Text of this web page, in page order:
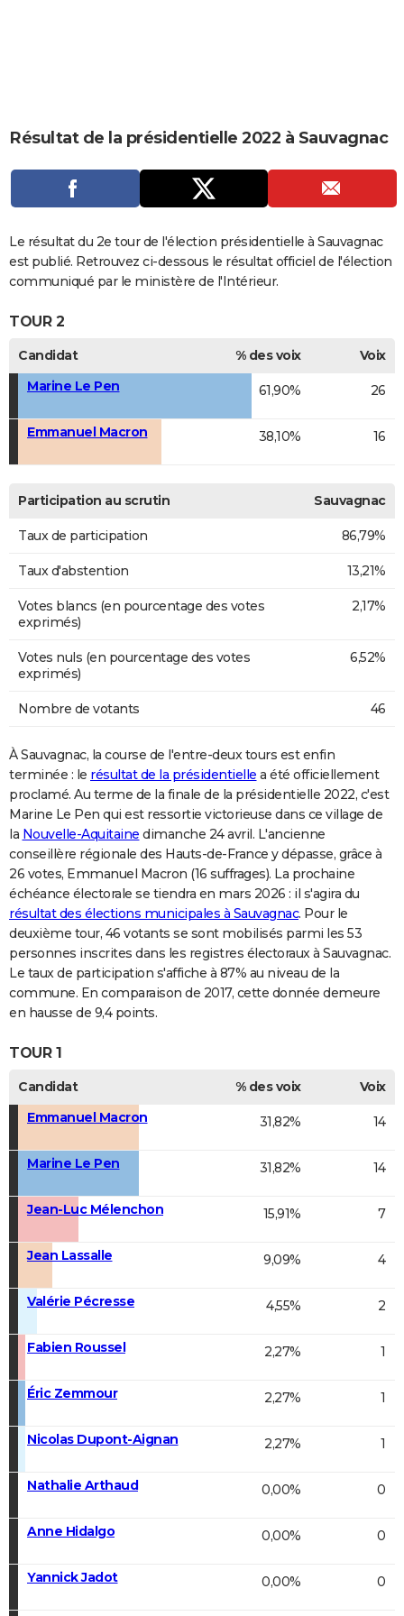
CARTE DE VOEUX
DICTIONNAIRE
Dictionnaire
Biographies
Expressions
Proverbes
PROGRAMME TV
COPAINS D'AVANT
S'inscrire
Se connecter
Lycées
Collèges
Primaires
Universités
Entreprises
Service militaire
Avis de recherche
AVIS DE DÉCÈS
FORUM
Bricolage
Culture
Television
Voyage
Résultat de la présidentielle 2022 à Sauvagnac
Le résultat du 2e tour de l'élection présidentielle à Sauvagnac
est publié. Retrouvez ci-dessous le résultat officiel de l'élection
communiqué par le ministère de l'Intérieur.
TOUR 2
Candidat % des voix
Voix
Marine Le Pen
61,90% 26
Emmanuel Macron 38,10% 16
Participation au scrutin Sauvagnac
Taux de participation 86,79%
Taux d'abstention 13,21%
Votes blancs (en pourcentage des votes
exprimés)
2,17%
Votes nuls (en pourcentage des votes
exprimés)
6,52%
Nombre de votants 46
À Sauvagnac, la course de l'entre-deux tours est enfin
terminée : le résultat de la présidentielle a été officiellement
proclamé. Au terme de la finale de la présidentielle 2022, c'est
Marine Le Pen qui est ressortie victorieuse dans ce village de
la Nouvelle-Aquitaine dimanche 24 avril. L'ancienne
conseillère régionale des Hauts-de-France y dépasse, grâce à
26 votes, Emmanuel Macron (16 suffrages). La prochaine
échéance électorale se tiendra en mars 2026 : il s'agira du
résultat des élections municipales à Sauvagnac. Pour le
deuxième tour, 46 votants se sont mobilisés parmi les 53
personnes inscrites dans les registres électoraux à Sauvagnac.
Le taux de participation s'affiche à 87% au niveau de la
commune. En comparaison de 2017, cette donnée demeure
en hausse de 9,4 points.
TOUR 1
Candidat % des voix
Voix
Emmanuel Macron
31,82% 14
Marine Le Pen 31,82% 14
Jean-Luc Mélenchon 15,91% 7
Jean Lassalle 9,09% 4
Valérie Pécresse 4,55% 2
Fabien Roussel 2,27% 1
Éric Zemmour 2,27% 1
Nicolas Dupont-Aignan 2,27% 1
Nathalie Arthaud 0,00% 0
Anne Hidalgo 0,00% 0
Yannick Jadot 0,00% 0